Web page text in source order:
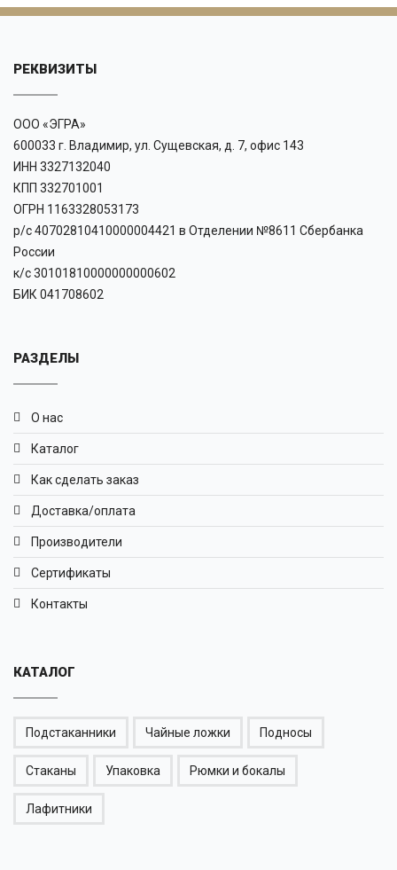
РЕКВИЗИТЫ
ООО «ЭГРА»
600033 г. Владимир, ул. Сущевская, д. 7, офис 143
ИНН 3327132040
КПП 332701001
ОГРН 1163328053173
р/с 40702810410000004421 в Отделении №8611 Сбербанка
России
к/с 30101810000000000602
БИК 041708602
РАЗДЕЛЫ
О нас
Каталог
Как сделать заказ
Доставка/оплата
Производители
Сертификаты
Контакты
КАТАЛОГ
Подстаканники Чайные ложки Подносы
Стаканы Упаковка Рюмки и бокалы
Лафитники